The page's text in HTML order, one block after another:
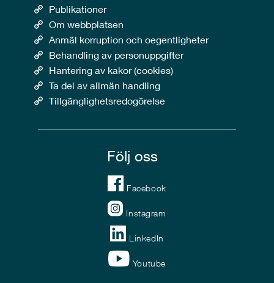
Publikationer
Om webbplatsen
Anmäl korruption och oegentligheter
Behandling av personuppgifter
Hantering av kakor (cookies)
Ta del av allmän handling
Tillgänglighetsredogörelse
Följ oss
Facebook
Instagram
LinkedIn
Youtube